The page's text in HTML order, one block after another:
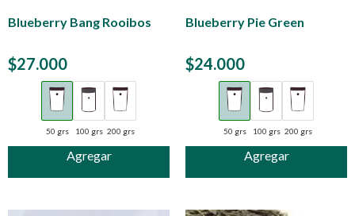
Blueberry Bang Rooibos
$27.000
Agregar
50 grs 100 grs 200 grs
Blueberry Pie Green
$24.000
Agregar
50 grs 100 grs 200 grs